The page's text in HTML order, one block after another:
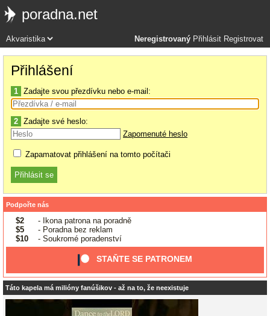
poradna.net
Neregistrovaný Přihlásit Registrovat
Přihlášení
1 Zadajte svou přezdívku nebo e-mail:
2 Zadajte své heslo:
Zapomenuté heslo
Zapamatovat přihlášení na tomto počítači
Podpořte nás
$2
- Ikona patrona na poradně
$5
- Poradna bez reklam
$10
- Soukromé poradenství
STAŇTE SE PATRONEM
Táto kapela má milióny fanúšikov - až na to, že neexistuje